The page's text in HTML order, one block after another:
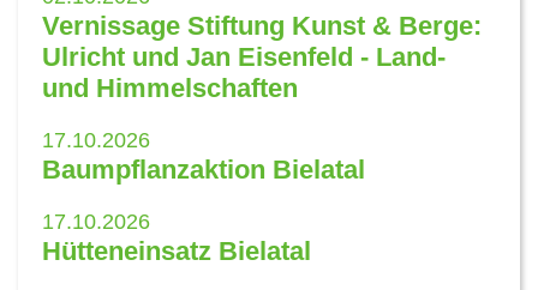
Vernissage Stiftung Kunst & Berge:
Ulricht und Jan Eisenfeld - Land-
und Himmelschaften
17.10.2026
Baumpflanzaktion Bielatal
17.10.2026
Hütteneinsatz Bielatal